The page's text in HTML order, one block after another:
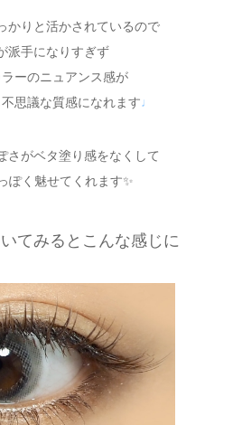
かりと活かされているので
派手になりすぎず
ーのニュアンス感が
思議な質感になれます♩
さがベタ塗り感をなくして
ぽく魅せてくれます✨
てみるとこんな感じに